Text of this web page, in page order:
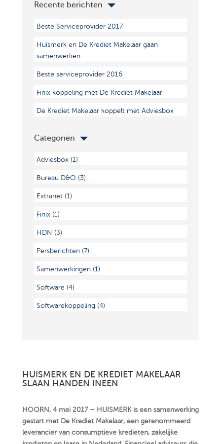
Recente berichten
Beste Serviceprovider 2017
Huismerk en De Krediet Makelaar gaan
samenwerken
Beste serviceprovider 2016
Finix koppeling met De Krediet Makelaar
De Krediet Makelaar koppelt met Adviesbox
Categoriën
Adviesbox (1)
Bureau D&O (3)
Extranet(1)
Finix (1)
HDN (3)
Persberichten(7)
Samenwerkingen(1)
Software (4)
Softwarekoppeling (4)
HUISMERK EN DE KREDIET MAKELAAR
SLAAN HANDEN INEEN
HOORN, 4 mei 2017 – HUISMERK is een samenwerking
gestart met De Krediet Makelaar, een gerenommeerd
leverancier van consumptieve kredieten, zakelijke